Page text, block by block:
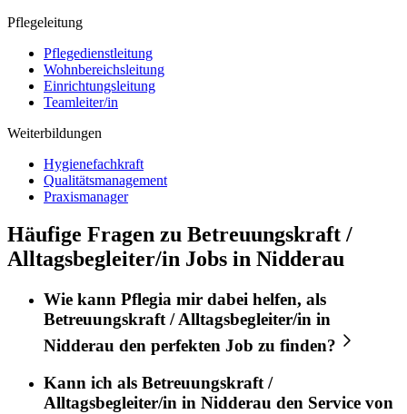
Pflegeleitung
Pflegedienstleitung
Wohnbereichsleitung
Einrichtungsleitung
Teamleiter/in
Weiterbildungen
Hygienefachkraft
Qualitätsmanagement
Praxismanager
Häufige Fragen zu Betreuungskraft /
Alltagsbegleiter/in Jobs in Nidderau
Wie kann Pflegia mir dabei helfen, als
Betreuungskraft / Alltagsbegleiter/in in
Nidderau den perfekten Job zu finden?
Kann ich als Betreuungskraft /
Alltagsbegleiter/in in Nidderau den Service von